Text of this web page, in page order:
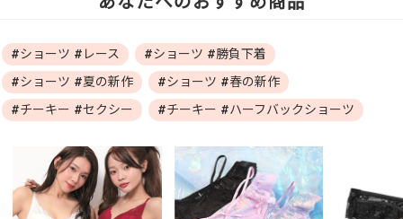
#ショーツ #レース
#ショーツ #勝負下着
#ショーツ #夏の新作
#ショーツ #春の新作
#チーキー #セクシー
#チーキー #ハーフバックショーツ